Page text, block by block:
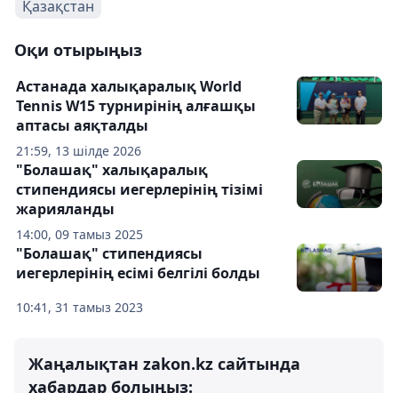
Қазақстан
Оқи отырыңыз
21:59, 13 шілде 2026
Астанада халықаралық World
Tennis W15 турнирінің алғашқы
аптасы аяқталды
14:00, 09 тамыз 2025
"Болашақ" халықаралық
стипендиясы иегерлерінің тізімі
жарияланды
10:41, 31 тамыз 2023
"Болашақ" стипендиясы
иегерлерінің есімі белгілі болды
Жаңалықтан zakon.kz сайтында
хабардар болыңыз: